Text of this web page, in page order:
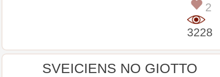
2
3228
SVEICIENS NO GIOTTO